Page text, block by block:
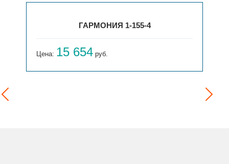
ГАРМОНИЯ 1-155-4
Цена: 15 654 руб.